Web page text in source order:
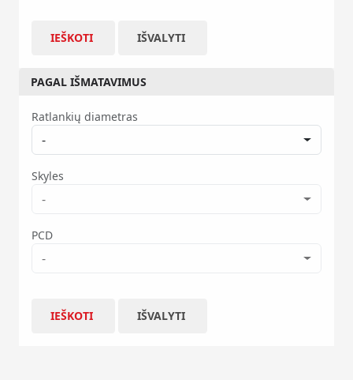
IEŠKOTI IŠVALYTI
PAGAL IŠMATAVIMUS
Ratlankių diametras
-
Skyles
-
PCD
-
IEŠKOTI IŠVALYTI